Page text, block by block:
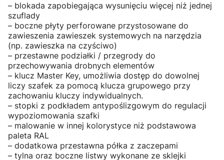
– blokada zapobiegająca wysunięciu więcej niż jednej
szuflady
– boczne płyty perforowane przystosowane do
zawieszenia zawieszek systemowych na narzędzia
(np. zawieszka na czyściwo)
– przestawne podziałki / przegrody do
przechowywania drobnych elementów
– klucz Master Key, umożliwia dostęp do dowolnej
liczy szafek za pomocą klucza grupowego przy
zachowaniu kluczy indywidualnych.
– stopki z podkładem antypoślizgowym do regulacji
wypoziomowania szafki
– malowanie w innej kolorystyce niż podstawowa
paleta RAL
– dodatkowa przestawna półka z zaczepami
– tylna oraz boczne listwy wykonane ze sklejki